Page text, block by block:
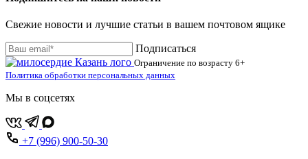
Свежие новости и лучшие статьи в вашем почтовом ящике
Подписаться
Ограничение по возрасту 6+
Политика обработки персональных данных
Мы в соцсетях
+7 (996) 900-50-30